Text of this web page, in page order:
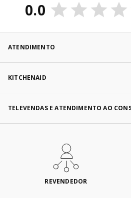
0.0
ATENDIMENTO
KITCHENAID
TELEVENDAS E ATENDIMENTO AO
REVENDEDOR